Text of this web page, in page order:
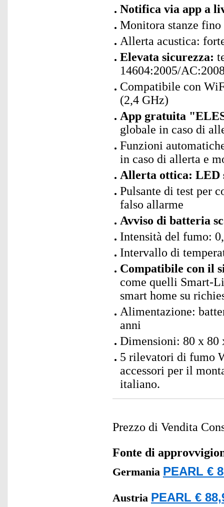
Notifica via app a
Monitora stanze fino
Allerta acustica:
Elevata sicurezza:
14604:2005/
Compatibile con
(2,4 GHz)
App gratuita
globale in caso di
Funzioni
in caso di allerta e
Allerta ottica: LED
Pulsante di test per
falso allarme
Avviso di batteria
Intensità del fumo:
Intervallo di
Compatibile con il
come quelli Smart-
smart home su
Alimentazione:
anni
Dimensioni: 80 x 80
5 rilevatori di fumo
accessori per il
italiano.
Prezzo di Vendita
Fonte di
Germania PEARL €
Austria PEARL €